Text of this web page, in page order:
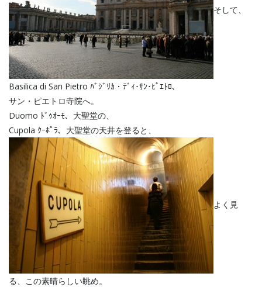
そして、
Basilica di San Pietro ﾊﾞｼﾞﾘｶ・ﾃﾞｨ･ｻﾝ･ﾋﾟｴﾄﾛ、
サン・ピエトロ寺院へ。
Duomo ﾄﾞｩｵｰﾓ、大聖堂の、
Cupola ｸｰﾎﾟﾗ、大聖堂の天井を登ると、
よく見
る、この素晴らしい眺め。